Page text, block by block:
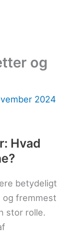
og
2024
Hvad
betydeligt
fremmest
stor rolle.